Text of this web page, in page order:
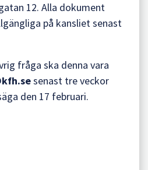
12. Alla dokument
på kansliet senast
fråga ska denna vara
senast tre veckor
den 17 februari.